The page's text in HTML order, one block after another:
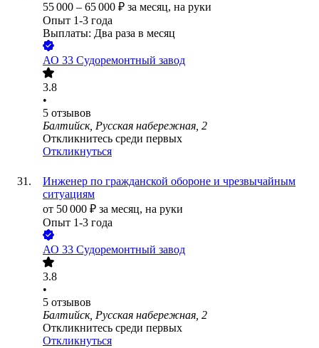
55 000 – 65 000 ₽ за месяц, на руки
Опыт 1-3 года
Выплаты: Два раза в месяц
АО 33 Судоремонтный завод
3.8
•
5 отзывов
Балтийск, Русская набережная, 2
Откликнитесь среди первых
Откликнуться
Инженер по гражданской обороне и чрезвычайным
ситуациям
от 50 000 ₽ за месяц, на руки
Опыт 1-3 года
АО 33 Судоремонтный завод
3.8
•
5 отзывов
Балтийск, Русская набережная, 2
Откликнитесь среди первых
Откликнуться